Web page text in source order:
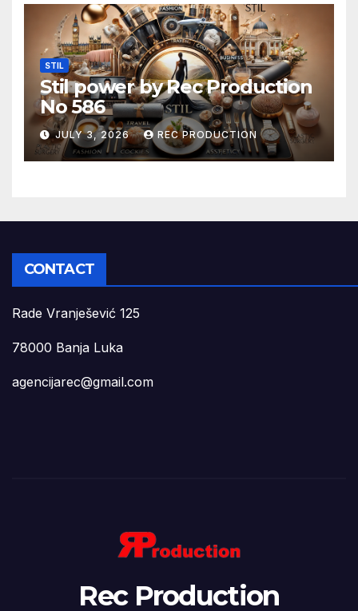
STIL
Stil power by Rec Production
No 586
JULY 3, 2026 REC PRODUCTION
CONTACT
Rade Vranješević 125
78000 Banja Luka
agencijarec@gmail.com
Rec Production